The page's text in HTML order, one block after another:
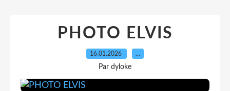
PHOTO ELVIS
16.01.2026 …
Par dyloke